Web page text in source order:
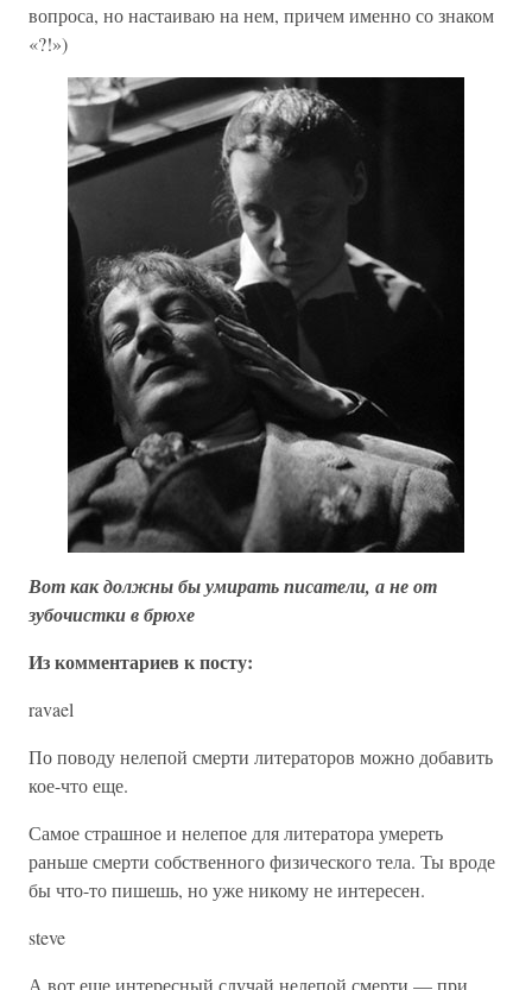
вопроса, но настаиваю на нем, причем именно со знаком
«?!»)
Вот как должны бы умирать писатели, а не от
зубочистки в брюхе
Из комментариев к посту:
ravael
По поводу нелепой смерти литераторов можно добавить
кое-что еще.
Самое страшное и нелепое для литератора умереть
раньше смерти собственного физического тела. Ты вроде
бы что-то пишешь, но уже никому не интересен.
steve
А вот еще интересный случай нелепой смерти — при